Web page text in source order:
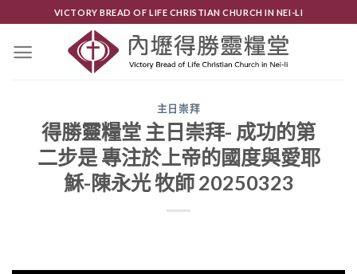
content
VICTORY BREAD OF LIFE CHRISTIAN CHURCH IN NEI-LI
主日崇拜
得勝靈糧堂 主日崇拜- 成功的第
二步是 專注於上帝的國度與愛耶
穌-陳永光 牧師 20250323